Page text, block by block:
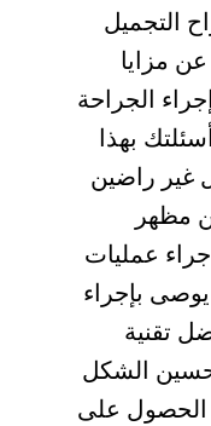
التجميل
مزايا
الجراحة
بهذا
غير راضين
مظهر
عمليات
بإجراء
تقنية
الشكل
الحصول على